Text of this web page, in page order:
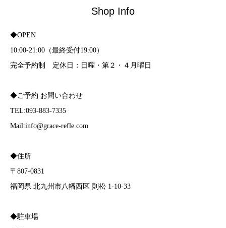
Shop Info
◆OPEN
10:00-21:00（最終受付19:00）
完全予約制 定休日：日曜・第２・４月曜日
◆ご予約 お問い合わせ
TEL:093-883-7335
Mail:info@grace-refle.com
◆住所
〒807-0831
福岡県 北九州市八幡西区 則松 1-10-33
◆駐車場